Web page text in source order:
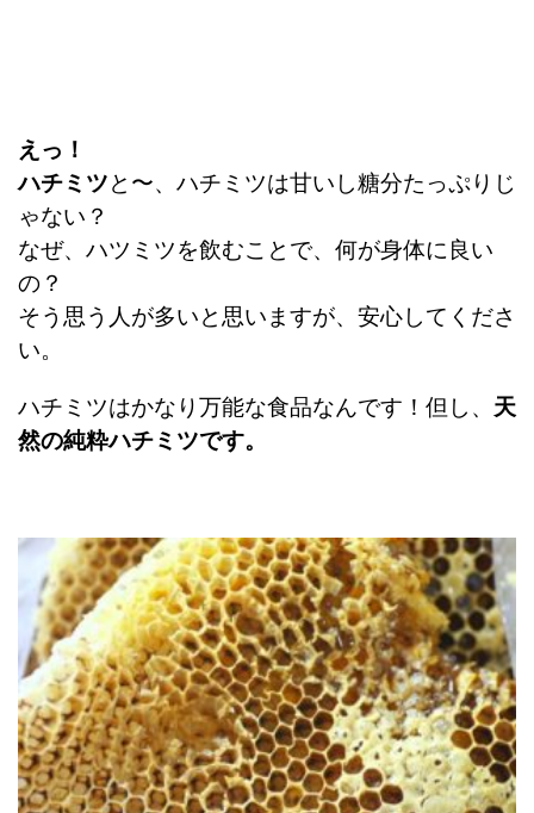
えっ！
ハチミツと〜、ハチミツは甘いし糖分たっぷりじ
ゃない？
なぜ、ハツミツを飲むことで、何が身体に良い
の？
そう思う人が多いと思いますが、安心してくださ
い。
ハチミツはかなり万能な食品なんです！但し、 天
然の純粋ハチミツです。